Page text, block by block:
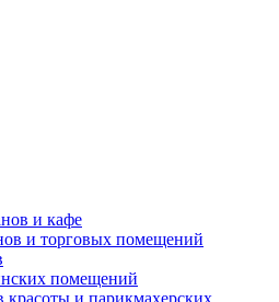
и кафе
и торговых помещений
помещений
красоты и парикмахерских